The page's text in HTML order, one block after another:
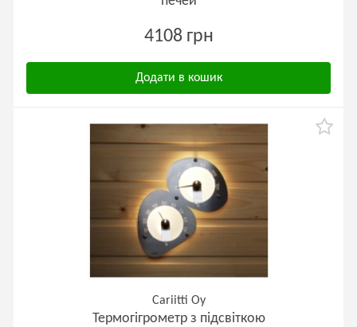
4108 грн
Додати в кошик
Cariitti Oy
Термогігрометр з підсвіткою